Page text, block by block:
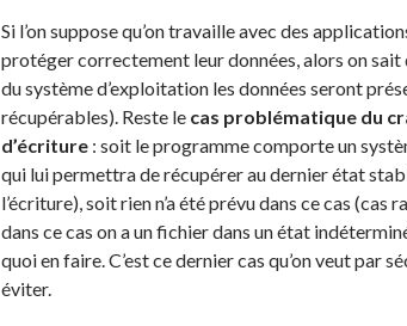
Si l’on suppose qu’on travaille avec des
protéger correctement leur données, alors on sait
du système d’exploitation les données seront
récupérables). Reste le cas problématique du
d’écriture : soit le programme comporte un
qui lui permettra de récupérer au dernier état
l’écriture), soit rien n’a été prévu dans ce cas (cas
dans ce cas on a un fichier dans un état
quoi en faire. C’est ce dernier cas qu’on veut par
éviter.